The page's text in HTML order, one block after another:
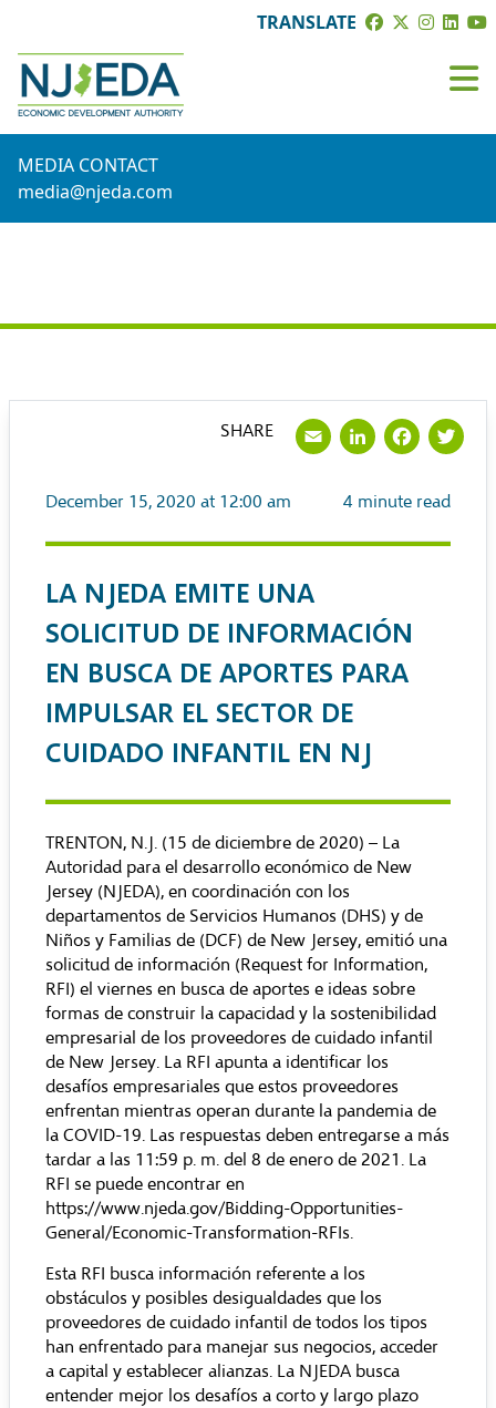
TRANSLATE
MEDIA CONTACT
media@njeda.com
December 15, 2020 at 12:00 am 4 minute read
LA NJEDA EMITE UNA
SOLICITUD DE INFORMACIÓN
EN BUSCA DE APORTES PARA
IMPULSAR EL SECTOR DE
CUIDADO INFANTIL EN NJ
TRENTON, N.J. (15 de diciembre de 2020) – La
Autoridad para el desarrollo económico de New
Jersey (NJEDA), en coordinación con los
departamentos de Servicios Humanos (DHS) y de
Niños y Familias de (DCF) de New Jersey, emitió una
solicitud de información (Request for Information,
RFI) el viernes en busca de aportes e ideas sobre
formas de construir la capacidad y la sostenibilidad
empresarial de los proveedores de cuidado infantil
de New Jersey. La RFI apunta a identificar los
desafíos empresariales que estos proveedores
enfrentan mientras operan durante la pandemia de
la COVID-19. Las respuestas deben entregarse a más
tardar a las 11:59 p. m. del 8 de enero de 2021. La
RFI se puede encontrar en
https://www.njeda.gov/Bidding-Opportunities-
General/Economic-Transformation-RFIs.
Esta RFI busca información referente a los
obstáculos y posibles desigualdades que los
proveedores de cuidado infantil de todos los tipos
han enfrentado para manejar sus negocios, acceder
a capital y establecer alianzas. La NJEDA busca
entender mejor los desafíos a corto y largo plazo
SHARE Email